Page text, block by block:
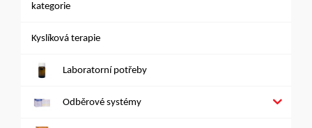
kategorie
Kyslíková terapie
Laboratorní potřeby
Odběrové systémy